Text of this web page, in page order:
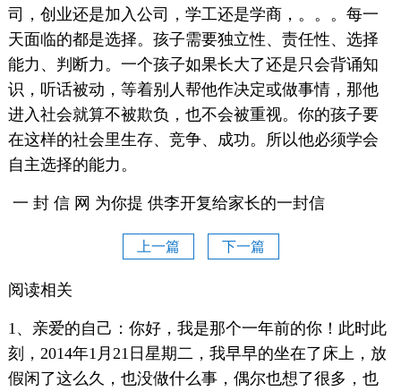
司，创业还是加入公司，学工还是学商，。。。每一
天面临的都是选择。孩子需要独立性、责任性、选择
能力、判断力。一个孩子如果长大了还是只会背诵知
识，听话被动，等着别人帮他作决定或做事情，那他
进入社会就算不被欺负，也不会被重视。你的孩子要
在这样的社会里生存、竞争、成功。所以他必须学会
自主选择的能力。
一 封 信 网 为你提 供李开复给家长的一封信
上一篇 下一篇
阅读相关
1、亲爱的自己：你好，我是那个一年前的你！此时此
刻，2014年1月21日星期二，我早早的坐在了床上，放
假闲了这么久，也没做什么事，偶尔也想了很多，也